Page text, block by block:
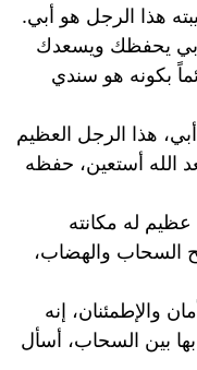
هذا الرجل هو أبي.
يحفظك ويسعدك
بكونه هو سندي
هذا الرجل العظيم
الله أستعين، حفظه
عظيم له مكانته
السحاب والهضاب،
والإطمئنان، إنه
بها بين السحاب، أسأل